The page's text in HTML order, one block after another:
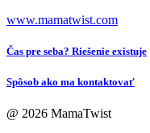
www.mamatwist.com
Čas pre seba? Riešenie existuje
Spôsob ako ma kontaktovať
@ 2026 MamaTwist